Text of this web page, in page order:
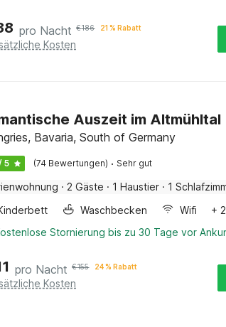
pro Nacht €186 21 % Rabatt
Kosten
Auszeit im Altmühltal
Bavaria, South of Germany
5 (74 Bewertungen) · Sehr gut
· 2 Gäste · 1 Haustier · 1
Waschbecken Wifi
+
Stornierung bis zu 30 Tage vor
pro Nacht €155 24 % Rabatt
Kosten